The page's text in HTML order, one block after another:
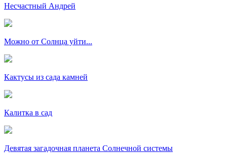
Несчастный Андрей
Можно от Солнца уйти...
Кактусы из сада камней
Калитка в сад
Девятая загадочная планета Солнечной системы